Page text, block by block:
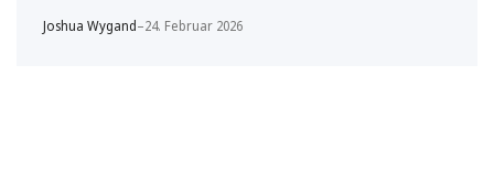
Joshua Wygand–24. Februar 2026